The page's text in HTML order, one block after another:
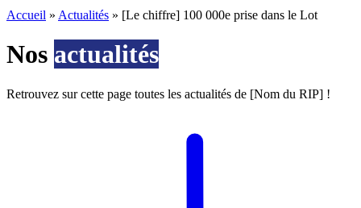
Accueil » Actualités » [Le chiffre] 100 000e prise dans le Lot
Nos actualités
Retrouvez sur cette page toutes les actualités de [Nom du RIP] !